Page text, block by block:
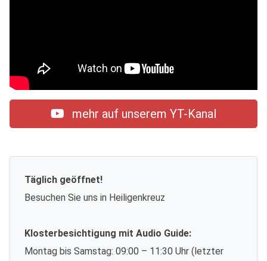
mehr auf unserem YT-Kanal
Täglich geöffnet!
Besuchen Sie uns in Heiligenkreuz
Klosterbesichtigung mit Audio Guide:
Montag bis Samstag: 09:00 – 11:30 Uhr (letzter